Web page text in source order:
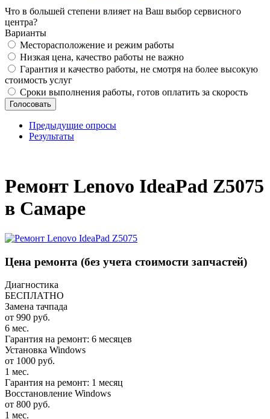
Что в большей степени влияет на Ваш выбор сервисного
центра?
Варианты
Месторасположение и режим работы
Низкая цена, качество работы не важно
Гарантия и качество работы, не смотря на более высокую
стоимость услуг
Сроки выполнения работы, готов оплатить за скорость
Предыдущие опросы
Результаты
Ремонт Lenovo IdeaPad Z5075
в Самаре
Цена ремонта (без учета стоимости запчастей)
Диагностика
БЕСПЛАТНО
Замена тачпада
от 990 руб.
6 мес.
Гарантия на ремонт: 6 месяцев
Установка Windows
от 1000 руб.
1 мес.
Гарантия на ремонт: 1 месяц
Восстановление Windows
от 800 руб.
1 мес.